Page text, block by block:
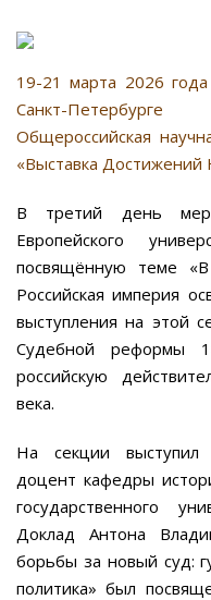
19-21 марта 2026
Санкт-
Общероссийская
«Выставка Достижений
В третий день
Европейского
посвящённую теме
Российская империя
выступления на этой
Судебной реформы
российскую
века.
На секции выступил
доцент кафедры
государственного
Доклад Антона
борьбы за новый суд:
политика» был